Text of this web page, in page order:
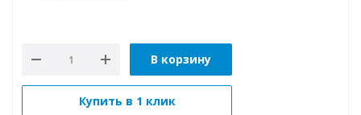
В корзину
Купить в 1 клик